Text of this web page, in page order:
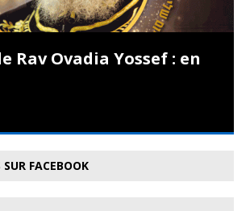
Rav Ovadia Yossef : en
FACEBOOK